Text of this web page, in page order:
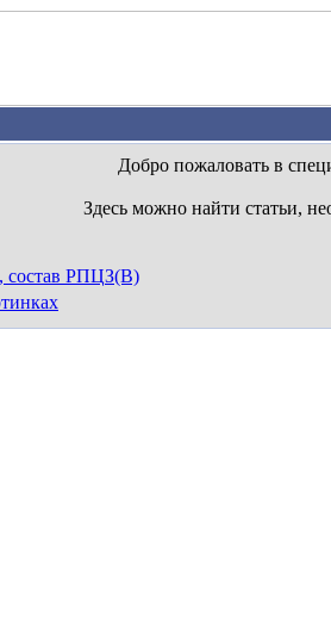
Добро пожаловать в
Здесь можно найти статьи,
состав РПЦЗ(В)